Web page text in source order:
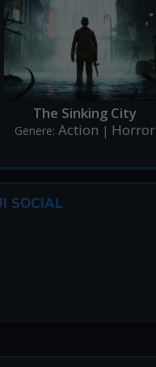
The Sinking City
Genere: Action | Horror
SOCIAL